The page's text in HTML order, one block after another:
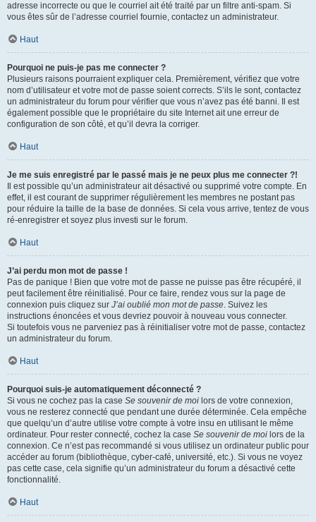
adresse incorrecte ou que le courriel ait été traité par un filtre anti-spam. Si
vous êtes sûr de l’adresse courriel fournie, contactez un administrateur.
Haut
Pourquoi ne puis-je pas me connecter ?
Plusieurs raisons pourraient expliquer cela. Premièrement, vérifiez que votre
nom d’utilisateur et votre mot de passe soient corrects. S’ils le sont, contactez
un administrateur du forum pour vérifier que vous n’avez pas été banni. Il est
également possible que le propriétaire du site Internet ait une erreur de
configuration de son côté, et qu’il devra la corriger.
Haut
Je me suis enregistré par le passé mais je ne peux plus me connecter ?!
Il est possible qu’un administrateur ait désactivé ou supprimé votre compte. En
effet, il est courant de supprimer régulièrement les membres ne postant pas
pour réduire la taille de la base de données. Si cela vous arrive, tentez de vous
ré-enregistrer et soyez plus investi sur le forum.
Haut
J’ai perdu mon mot de passe !
Pas de panique ! Bien que votre mot de passe ne puisse pas être récupéré, il
peut facilement être réinitialisé. Pour ce faire, rendez vous sur la page de
connexion puis cliquez sur J’ai oublié mon mot de passe. Suivez les
instructions énoncées et vous devriez pouvoir à nouveau vous connecter.
Si toutefois vous ne parveniez pas à réinitialiser votre mot de passe, contactez
un administrateur du forum.
Haut
Pourquoi suis-je automatiquement déconnecté ?
Si vous ne cochez pas la case Se souvenir de moi lors de votre connexion,
vous ne resterez connecté que pendant une durée déterminée. Cela empêche
que quelqu’un d’autre utilise votre compte à votre insu en utilisant le même
ordinateur. Pour rester connecté, cochez la case Se souvenir de moi lors de la
connexion. Ce n’est pas recommandé si vous utilisez un ordinateur public pour
accéder au forum (bibliothèque, cyber-café, université, etc.). Si vous ne voyez
pas cette case, cela signifie qu’un administrateur du forum a désactivé cette
fonctionnalité.
Haut